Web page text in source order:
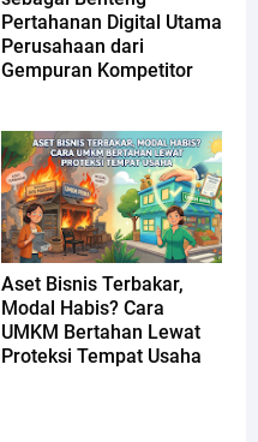
Pertahanan Digital Utama
Perusahaan dari
Gempuran Kompetitor
Aset Bisnis Terbakar,
Modal Habis? Cara
UMKM Bertahan Lewat
Proteksi Tempat Usaha